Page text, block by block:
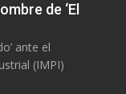
de ‘El
ante el
(IMPI)